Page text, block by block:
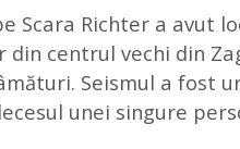
Scara Richter a avut
centrul vechi din
Seismul a fost
unei singure